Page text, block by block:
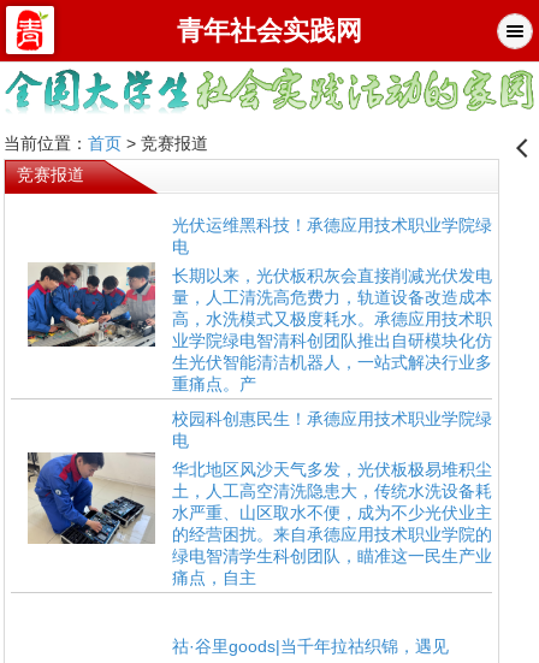
青年社会实践网
当前位置： 首页> 竞赛报道 󰊒
竞赛报道
光伏运维黑科技！承德应用技术职业学院绿
电
长期以来，光伏板积灰会直接削减光伏发电
量，人工清洗高危费力，轨道设备改造成本
高，水洗模式又极度耗水。承德应用技术职
业学院绿电智清科创团队推出自研模块化仿
生光伏智能清洁机器人，一站式解决行业多
重痛点。产
校园科创惠民生！承德应用技术职业学院绿
电
华北地区风沙天气多发，光伏板极易堆积尘
土，人工高空清洗隐患大，传统水洗设备耗
水严重、山区取水不便，成为不少光伏业主
的经营困扰。来自承德应用技术职业学院的
绿电智清学生科创团队，瞄准这一民生产业
痛点，自主
祜·谷里goods|当千年拉祜织锦，遇见